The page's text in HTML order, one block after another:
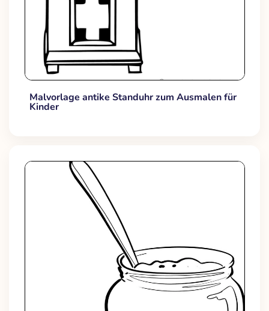
Malvorlage antike Standuhr zum Ausmalen für
Kinder